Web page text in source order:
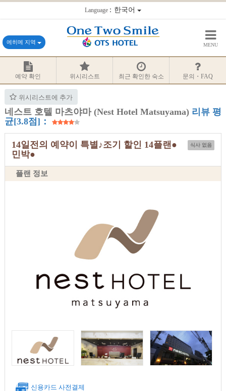
Language：한국어
에히메 지역 MENU
예약 확인 위시리스트 최근 확인한 숙소 문의・FAQ
위시리스트에 추가
네스트 호텔 마츠야마 (Nest Hotel Matsuyama) 리뷰 평
균[3.8점]：
식사 없음
14일전의 예약이 특별♪조기 할인 14플랜●
민박●
플랜 정보
신용카드 사전결제